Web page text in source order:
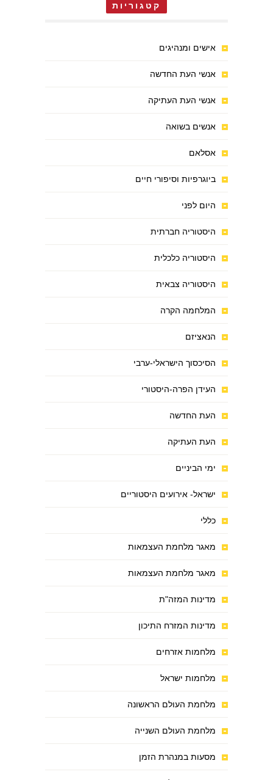
קטגוריות
אישים ומנהיגים
אנשי העת החדשה
אנשי העת העתיקה
אנשים בשואה
אסלאם
ביוגרפיות וסיפורי חיים
היום לפני
היסטוריה חברתית
היסטוריה כלכלית
היסטוריה צבאית
המלחמה הקרה
הנאציזם
הסיכסוך הישראלי-ערבי
העידן הפרה-היסטורי
העת החדשה
העת העתיקה
ימי הביניים
ישראל- אירועים היסטוריים
כללי
מאגר מלחמת העצמאות
מאגר מלחמת העצמאות
מדינות המזה"ת
מדינות המזרח התיכון
מלחמות אזרחים
מלחמות ישראל
מלחמת העולם הראשונה
מלחמת העולם השנייה
מסעות במנהרת הזמן